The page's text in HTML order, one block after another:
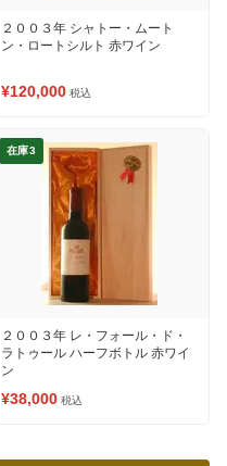
２００３年 シャトー・ムート
ン・ロートシルト 赤ワイン
¥120,000 税込
在庫3
２００３年 レ・フォール・ド・
ラトゥール ハーフボトル 赤ワイ
ン
¥38,000 税込